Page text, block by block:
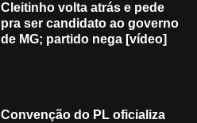
Cleitinho volta atrás e pede
pra ser candidato ao governo
de MG; partido nega [vídeo]
Convenção do PL oficializa